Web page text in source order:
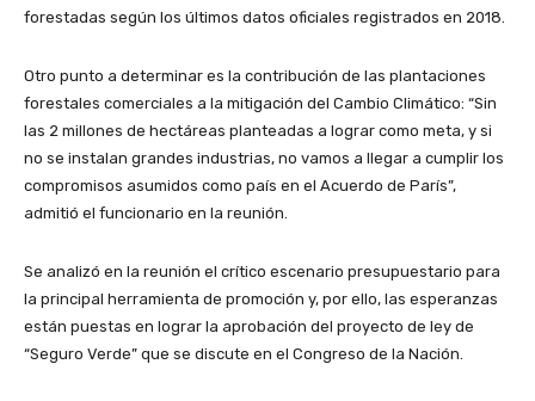
forestadas según los últimos datos oficiales registrados en 2018.
Otro punto a determinar es la contribución de las plantaciones
forestales comerciales a la mitigación del Cambio Climático: “Sin
las 2 millones de hectáreas planteadas a lograr como meta, y si
no se instalan grandes industrias, no vamos a llegar a cumplir los
compromisos asumidos como país en el Acuerdo de París”,
admitió el funcionario en la reunión.
Se analizó en la reunión el crítico escenario presupuestario para
la principal herramienta de promoción y, por ello, las esperanzas
están puestas en lograr la aprobación del proyecto de ley de
“Seguro Verde” que se discute en el Congreso de la Nación.